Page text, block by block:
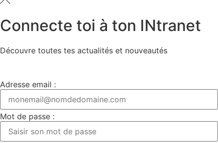
Connecte toi à ton INtranet
Découvre toutes tes actualités et nouveautés
Adresse email :
Mot de passe :